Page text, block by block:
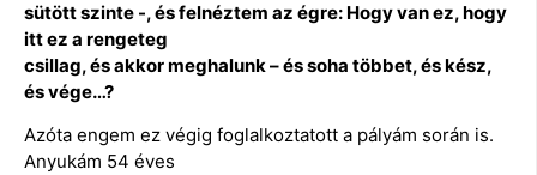
sütött szinte -, és felnéztem az égre: Hogy van ez, hogy
itt ez a rengeteg
csillag, és akkor meghalunk – és soha többet, és kész,
és vége…?
Azóta engem ez végig foglalkoztatott a pályám során is.
Anyukám 54 éves